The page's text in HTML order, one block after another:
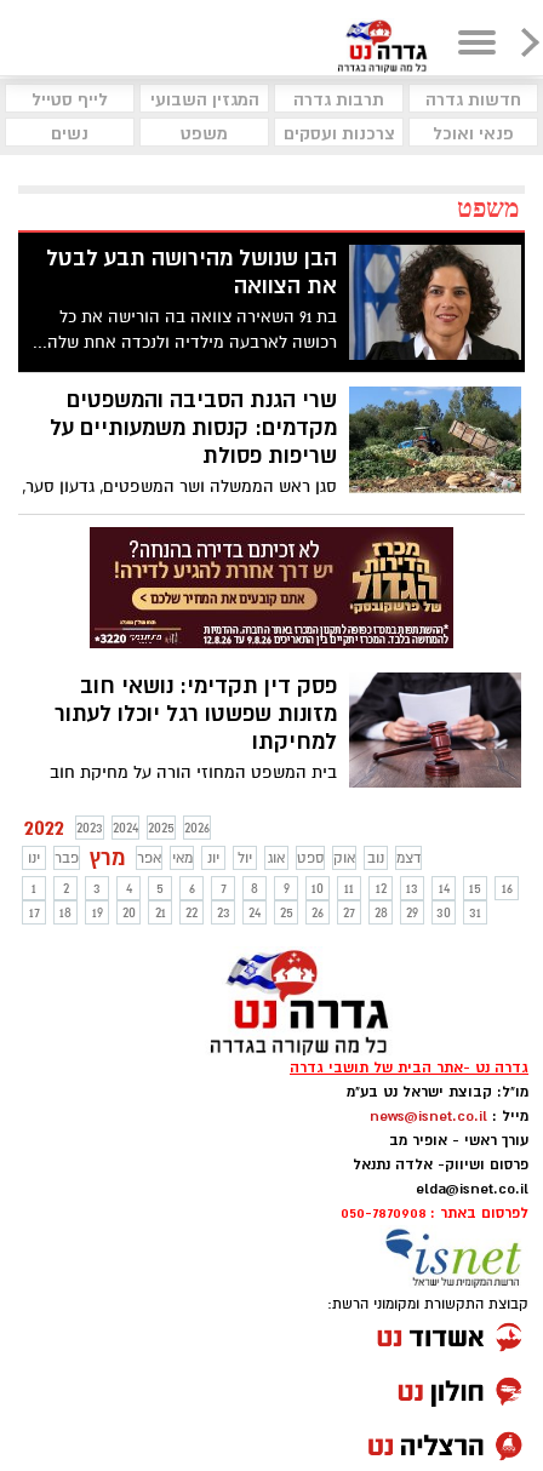
חדשות גדרה תרבות גדרה המגזין השבועי
לייף סטייל
פנאי ואוכל
צרכנות ועסקים משפט נשים
משפט
הבן שנושל מהירושה תבע לבטל
את הצוואה
בת 91 השאירה צוואה בה הורישה את כל
רכושה לארבעה מילדיה ולנכדה אחת שלה...
אך לבנה החמישי לא הורישה דבר. הוא תבע
לבטל את הצוואה בטענה שאימו לא הייתה
כשירה כשחתמה עליה. מה החליטה השופטת
עפרה גיא בבית המשפט למשפחה באשדוד?
שרי הגנת הסביבה והמשפטים
מקדמים: קנסות משמעותיים על
שריפות פסולת
סגן ראש הממשלה ושר המשפטים, גדעון סער,
והשרה להגנת הסביבה, תמר זנדברג, העבירו
לאישורה של ועדת החוקה, חוק ומשפט של
הכנסת, תיקון צו אשר מטרתו ייעול והגברת
האכיפה כנגד הבערת פסולת, על ידי קביעתה
כעבירת קנס.
פסק דין תקדימי: נושאי חוב
מזונות שפשטו רגל יוכלו לעתור
למחיקתו
בית המשפט המחוזי הורה על מחיקת חוב
סיים את הליך פשיטת הרגל כבר ב-2013.
המשמעות: מעתה כל חייב הסוחב חוב מזונות,
ועומד בתנאים למחיקת החוב – יהיה זכאי
למחיקת חובו גם לאחר שנים
2022 2023 2024 2025
2026
ינו
פבר מרץ אפר מאי יונ יול אוג ספט אוק נוב
דצמ
1
2 3 4 5 6 7 8 9 10 11 12 13 14 15
16
17
18 19 20 21 22 23 24 25 26 27 28 29 30 31
גדרה נט -אתר הבית של תושבי גדרה
מו"ל: קבוצת ישראל נט בע"מ
מייל : news@isnet.co.il
עורך ראשי - אופיר מב
פרסום ושיווק- אלדה נתנאל
elda@isnet.co.il
לפרסום באתר : 050-7870908
קבוצת התקשורת ומקומוני הרשת: